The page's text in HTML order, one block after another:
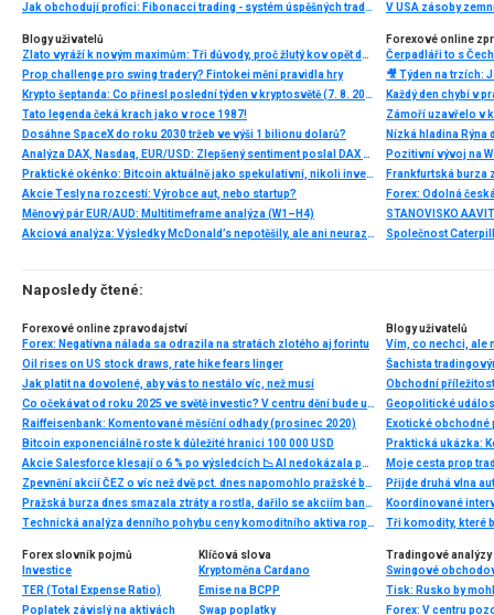
Jak obchodují profíci: Fibonacci trading - systém úspěšných traderů
V USA zásoby
Blogy uživatelů
Zlato vyráží k novým maximům: Tři důvody, proč žlutý kov opět dominuje
Prop challenge pro swing tradery? Fintokei mění pravidla hry
Krypto šeptanda: Co přinesl poslední týden v kryptosvětě (7. 8. 2026)
Tato legenda čeká krach jako v roce 1987!
Dosáhne SpaceX do roku 2030 tržeb ve výši 1 bilionu dolarů?
Analýza DAX, Nasdaq, EUR/USD: Zlepšený sentiment poslal DAX na nová maxima
Praktické okénko: Bitcoin aktuálně jako spekulativní, nikoli investiční aktivum
Akcie Tesly na rozcestí: Výrobce aut, nebo startup?
Měnový pár EUR/AUD: Multitimeframe analýza (W1–H4)
Akciová analýza: Výsledky McDonald’s nepotěšily, ale ani neurazily. Jakou vizi společnost prezentovala?
Forexové online
Nízká hladina
Pozitivní vývoj na
Frankfurtská burza
Naposledy čtené:
Forexové online zpravodajství
Forex: Negatívna nálada sa odrazila na stratách zlotého aj forintu
Oil rises on US stock draws, rate hike fears linger
Jak platit na dovolené, aby vás to nestálo víc, než musí
Co očekávat od roku 2025 ve světě investic? V centru dění bude umělá inteligence i Donald Trump
Raiffeisenbank: Komentované měsíční odhady (prosinec 2020)
Bitcoin exponenciálně roste k důležité hranici 100 000 USD
Akcie Salesforce klesají o 6 % po výsledcích 📉 AI nedokázala podpořit růst?
Zpevnění akcií ČEZ o víc než dvě pct. dnes napomohlo pražské burze k růstu
Pražská burza dnes smazala ztráty a rostla, dařilo se akciím bank i ČEZu
Technická analýza denního pohybu ceny komoditního aktiva ropy, pondělí 19. února 2024
Blogy uživatelů
Vím, co nechci, ale
Geopolitické
Exotické
Praktická ukázka:
Přijde druhá vlna
Koordinované
Forex slovník pojmů
Investice
TER (Total Expense Ratio)
Poplatek závislý na aktivách
Klíčová slova
Kryptoměna Cardano
Emise na BCPP
Swap poplatky
Tradingové analýzy
Swingové
Forex: V centru